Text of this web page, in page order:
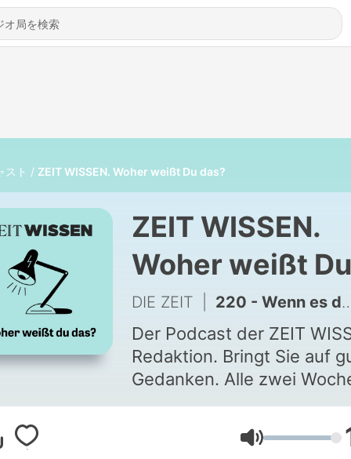
スト ZEIT WISSEN. Woher weißt Du das?
ZEIT WISSEN.
Woher weißt Du
das?
DIE ZEIT 220 - Wenn es der Arzt mit der Behandlung übertreibt
Der Podcast der ZEIT
Redaktion. Bringt Sie auf
Gedanken. Alle zwei
sonntags. Zum ZEIT WISSEN-
Magazin -> www.zeit.de/
音量